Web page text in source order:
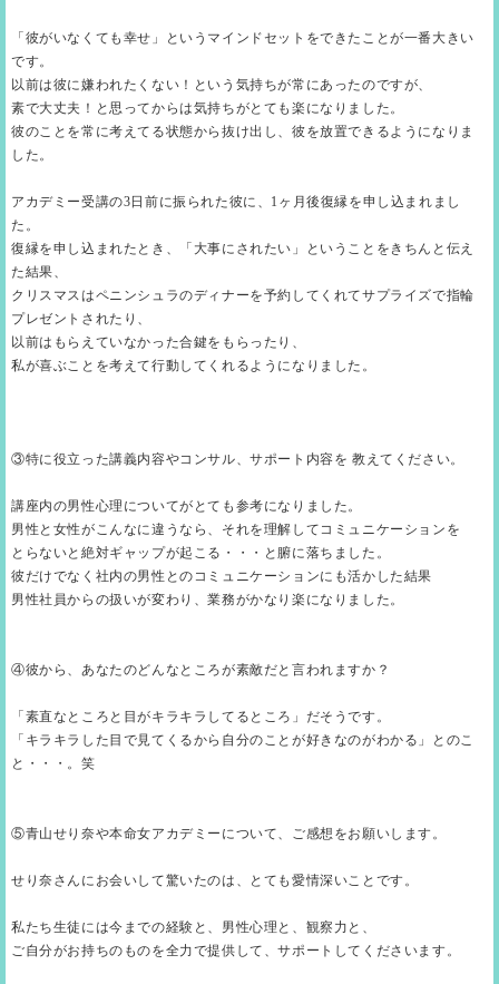
「彼がいなくても幸せ」というマインドセットをできたことが一番大きい
です。
以前は彼に嫌われたくない！という気持ちが常にあったのですが、
素で大丈夫！と思ってからは気持ちがとても楽になりました。
彼のことを常に考えてる状態から抜け出し、彼を放置できるようになりま
した。
アカデミー受講の3日前に振られた彼に、1ヶ月後復縁を申し込まれまし
た。
復縁を申し込まれたとき、「大事にされたい」ということをきちんと伝え
た結果、
クリスマスはペニンシュラのディナーを予約してくれてサプライズで指輪
プレゼントされたり、
以前はもらえていなかった合鍵をもらったり、
私が喜ぶことを考えて行動してくれるようになりました。
③特に役立った講義内容やコンサル、サポート内容を 教えてください。
講座内の男性心理についてがとても参考になりました。
男性と女性がこんなに違うなら、それを理解してコミュニケーションを
とらないと絶対ギャップが起こる・・・と腑に落ちました。
彼だけでなく社内の男性とのコミュニケーションにも活かした結果
男性社員からの扱いが変わり、業務がかなり楽になりました。
④彼から、あなたのどんなところが素敵だと言われますか？
「素直なところと目がキラキラしてるところ」だそうです。
「キラキラした目で見てくるから自分のことが好きなのがわかる」とのこ
と・・・。笑
⑤青山せり奈や本命女アカデミーについて、ご感想をお願いします。
せり奈さんにお会いして驚いたのは、とても愛情深いことです。
私たち生徒には今までの経験と、男性心理と、観察力と、
ご自分がお持ちのものを全力で提供して、サポートしてくださいます。